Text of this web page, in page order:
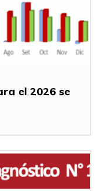
el 2026 se